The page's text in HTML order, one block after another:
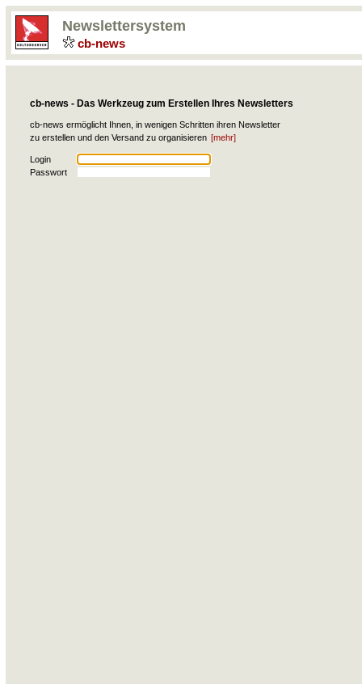
Newslettersystem
cb-news
cb-news - Das Werkzeug zum Erstellen Ihres Newsletters
cb-news ermöglicht Ihnen, in wenigen Schritten ihren Newsletter
zu erstellen und den Versand zu organisieren [mehr]
Login
Passwort